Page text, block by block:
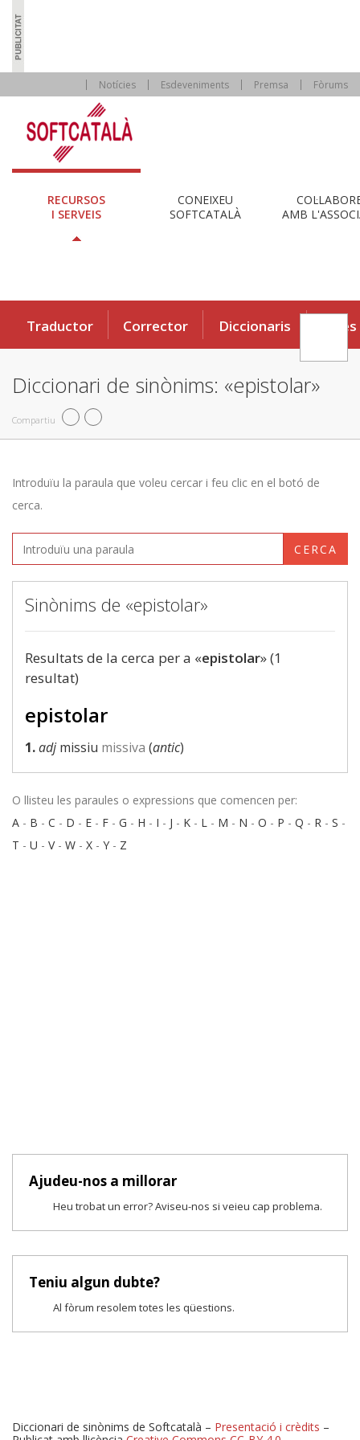
Notícies Esdeveniments Premsa Fòrums
RECURSOS
I SERVEIS
CONEIXEU
SOFTCATALÀ
AMB
Traductor Corrector Diccionaris Eines
Diccionari de sinònims: «epistolar»
Compartiu
Introduïu la paraula que voleu cercar i feu clic en el botó de
cerca.
CERCA
Sinònims de «epistolar»
Resultats de la cerca per a «epistolar» (1
resultat)
epistolar
1.adjmissiu missiva (antic)
O llisteu les paraules o expressions que comencen per:
A - B - C - D - E - F - G - H - I - J - K - L - M - N - O - P - Q - R - S -
T - U - V- W - X - Y - Z
Ajudeu-nos a millorar
Heu trobat un error? Aviseu-nos si veieu cap problema.
Teniu algun dubte?
Al fòrum resolem totes les qüestions.
Diccionari de sinònims de Softcatalà – Presentació i crèdits –